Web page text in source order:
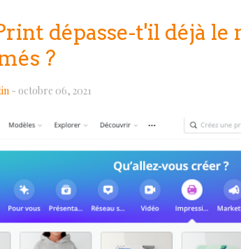
dépasse-t'il déjà
?
- octobre 06, 2021